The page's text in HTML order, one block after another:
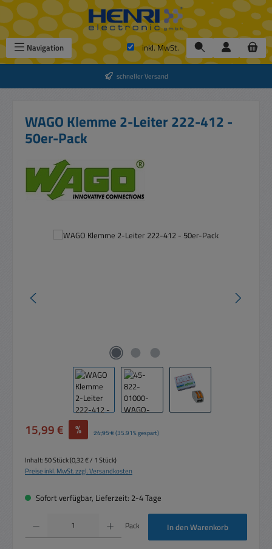
Zum Hauptinhalt springen
Navigation inkl. MwSt.
schneller Versand
WAGO Klemme 2-Leiter 222-412 -
50er-Pack
Bildergalerie überspringen
Verkaufspreis:
15,99 € % Regulärer Preis:
24,95 €(35.91% gespart)
Inhalt:50 Stück(0,32 € / 1 Stück)
Preise inkl. MwSt. zzgl. Versandkosten
Sofort verfügbar, Lieferzeit: 2-4 Tage
Produkt Anzahl: Gib den gewünschten Wert ein oder benutze die Schaltflächen um
Pack In den Warenkorb